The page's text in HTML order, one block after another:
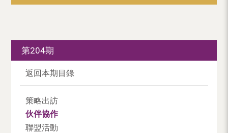
第204期
返回本期目錄
策略出訪
伙伴協作
聯盟活動